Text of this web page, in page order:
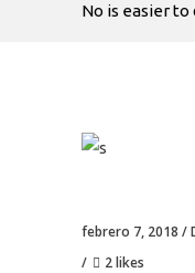
No is easier to
febrero 7, 2018
2 likes